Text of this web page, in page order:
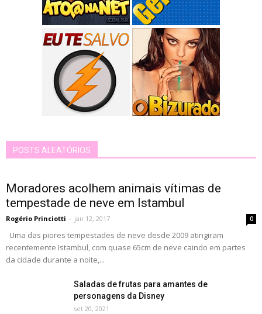
POSTS ALEATÓRIOS
Moradores acolhem animais vítimas de
tempestade de neve em Istambul
Rogério Princiotti - jan 12, 2017 0
Uma das piores tempestades de neve desde 2009 atingiram
recentemente Istambul, com quase 65cm de neve caindo em partes
da cidade durante a noite,...
Saladas de frutas para amantes de
personagens da Disney
set 20, 2021